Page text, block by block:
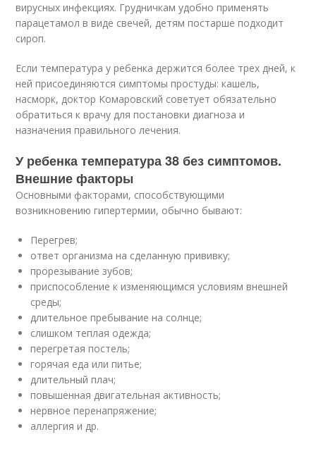
вирусных инфекциях. Грудничкам удобно применять
парацетамол в виде свечей, детям постарше подходит
сироп.
Если температура у ребенка держится более трех дней, к
ней присоединяются симптомы простуды: кашель,
насморк, доктор Комаровский советует обязательно
обратиться к врачу для постановки диагноза и
назначения правильного лечения.
У ребенка температура 38 без симптомов.
Внешние факторы
Основными факторами, способствующими
возникновению гипертермии, обычно бывают:
Перегрев;
ответ организма на сделанную прививку;
прорезывание зубов;
приспособление к изменяющимся условиям внешней
среды;
длительное пребывание на солнце;
слишком теплая одежда;
перегретая постель;
горячая еда или питье;
длительный плач;
повышенная двигательная активность;
нервное перенапряжение;
аллергия и др.